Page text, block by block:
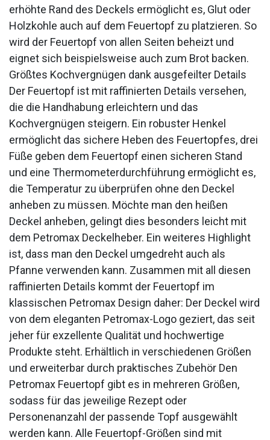
erhöhte Rand des Deckels ermöglicht es, Glut oder
Holzkohle auch auf dem Feuertopf zu platzieren. So
wird der Feuertopf von allen Seiten beheizt und
eignet sich beispielsweise auch zum Brot backen.
Größtes Kochvergnügen dank ausgefeilter Details
Der Feuertopf ist mit raffinierten Details versehen,
die die Handhabung erleichtern und das
Kochvergnügen steigern. Ein robuster Henkel
ermöglicht das sichere Heben des Feuertopfes, drei
Füße geben dem Feuertopf einen sicheren Stand
und eine Thermometerdurchführung ermöglicht es,
die Temperatur zu überprüfen ohne den Deckel
anheben zu müssen. Möchte man den heißen
Deckel anheben, gelingt dies besonders leicht mit
dem Petromax Deckelheber. Ein weiteres Highlight
ist, dass man den Deckel umgedreht auch als
Pfanne verwenden kann. Zusammen mit all diesen
raffinierten Details kommt der Feuertopf im
klassischen Petromax Design daher: Der Deckel wird
von dem eleganten Petromax-Logo geziert, das seit
jeher für exzellente Qualität und hochwertige
Produkte steht. Erhältlich in verschiedenen Größen
und erweiterbar durch praktisches Zubehör Den
Petromax Feuertopf gibt es in mehreren Größen,
sodass für das jeweilige Rezept oder
Personenanzahl der passende Topf ausgewählt
werden kann. Alle Feuertopf-Größen sind mit